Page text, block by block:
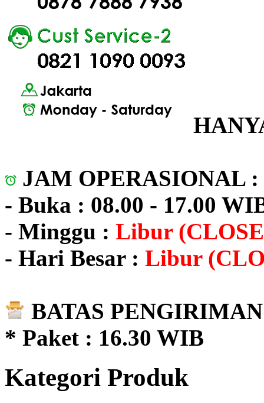
JAM OPERASIONAL :
- Buka : 08.00 - 17.00
- Minggu : Libur
- Hari Besar : Libur
BATAS
* Paket : 16.30 WIB
Kategori Produk